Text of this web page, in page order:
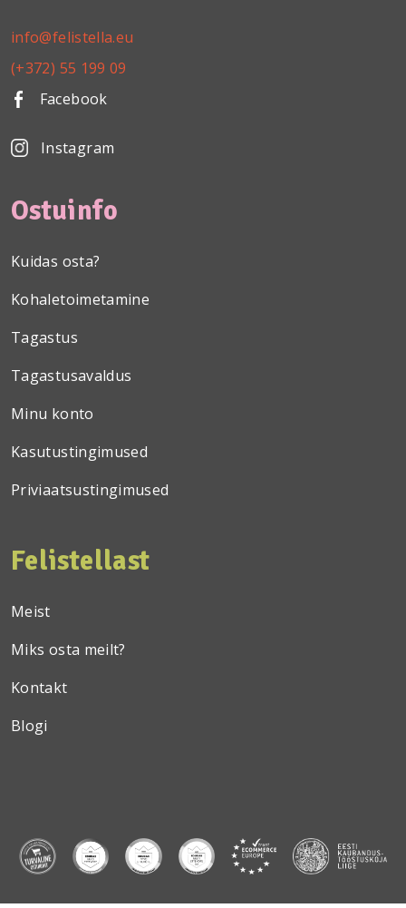
info@felistella.eu
(+372) 55 199 09
Facebook
Instagram
Ostuinfo
Kuidas osta?
Kohaletoimetamine
Tagastus
Tagastusavaldus
Minu konto
Kasutustingimused
Priviaatsustingimused
Felistellast
Meist
Miks osta meilt?
Kontakt
Blogi